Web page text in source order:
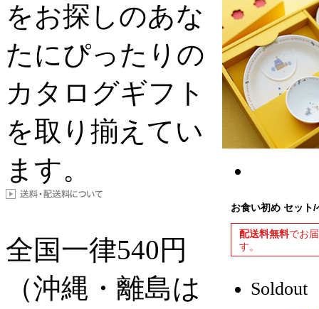
お食い初め セット
配送料無料でお
す。
Soldout
をお探しのあな
たにぴったりの
カタログギフト
を取り揃えてい
ます。
全国一律540円
（沖縄・離島は